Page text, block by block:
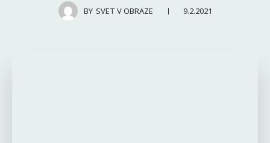
BY SVET V OBRAZE 9.2.2021